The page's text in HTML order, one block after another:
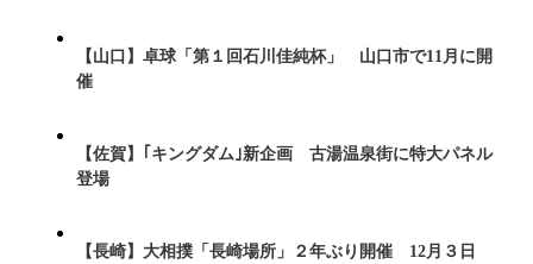
【山口】卓球「第１回石川佳純杯」 山口市で11月に開
催
【佐賀】｢キングダム｣新企画 古湯温泉街に特大パネル
登場
【長崎】大相撲「長崎場所」２年ぶり開催 12月３日